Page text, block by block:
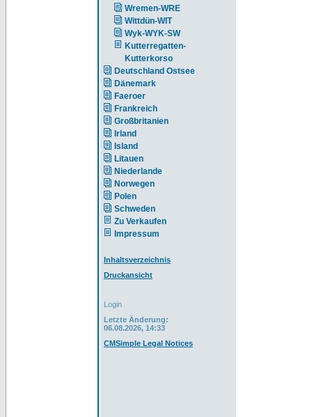
Wremen-WRE
Wittdün-WIT
Wyk-WYK-SW
Kutterregatten-
Kutterkorso
Deutschland Ostsee
Dänemark
Faeroer
Frankreich
Großbritanien
Irland
Island
Litauen
Niederlande
Norwegen
Polen
Schweden
Zu Verkaufen
Impressum
Inhaltsverzeichnis
Druckansicht
Login
Letzte Änderung:
06.08.2026, 14:33
CMSimple Legal Notices